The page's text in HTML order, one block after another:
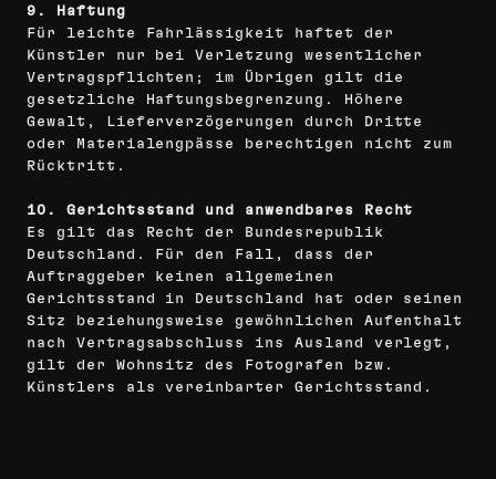
9. Haftung
Für leichte Fahrlässigkeit haftet der
Künstler nur bei Verletzung wesentlicher
Vertragspflichten; im Übrigen gilt die
gesetzliche Haftungsbegrenzung. Höhere
Gewalt, Lieferverzögerungen durch Dritte
oder Materialengpässe berechtigen nicht zum
Rücktritt.
10. Gerichtsstand und anwendbares Recht
Es gilt das Recht der Bundesrepublik
Deutschland. Für den Fall, dass der
Auftraggeber keinen allgemeinen
Gerichtsstand in Deutschland hat oder seinen
Sitz beziehungsweise gewöhnlichen Aufenthalt
nach Vertragsabschluss ins Ausland verlegt,
gilt der Wohnsitz des Fotografen bzw.
Künstlers als vereinbarter Gerichtsstand.